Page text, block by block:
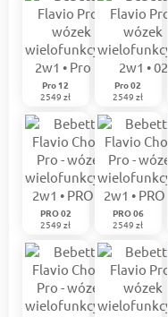
Pro 12
2549 zł
Pro 02
2549 zł
PRO 02
2549 zł
PRO 06
2549 zł